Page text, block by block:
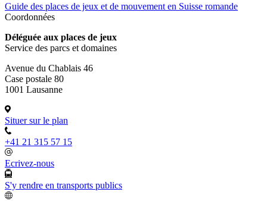
Guide des places de jeux et de mouvement en Suisse romande
Coordonnées
Déléguée aux places de jeux
Service des parcs et domaines
Avenue du Chablais 46
Case postale 80
1001 Lausanne
Situer sur le plan
+41 21 315 57 15
Ecrivez-nous
S'y rendre en transports publics